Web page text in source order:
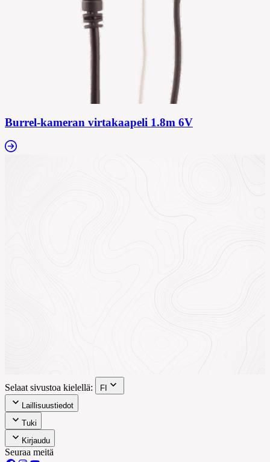
Burrel-kameran virtakaapeli 1.8m 6V
Selaat sivustoa kielellä:
FI
Laillisuustiedot
Tuki
Kirjaudu
Seuraa meitä